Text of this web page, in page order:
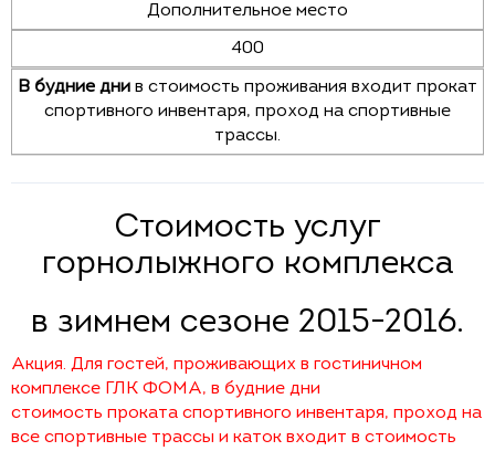
Дополнительное место
400
В будние дни в стоимость проживания входит прокат
спортивного инвентаря, проход на спортивные
трассы.
Стоимость услуг
горнолыжного комплекса
в зимнем сезоне 2015-2016.
Акция. Для гостей, проживающих в гостиничном
комплексе ГЛК ФОМА, в будние дни
стоимость проката спортивного инвентаря, проход на
все спортивные трассы и каток входит в стоимость